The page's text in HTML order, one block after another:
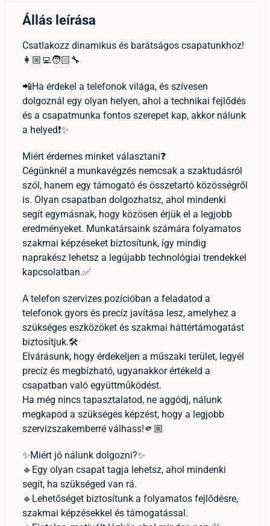
Állás leírása
Csatlakozz dinamikus és barátságos csapatunkhoz!
👩🏼‍💻🧑🏻‍🔧
📲Ha érdekel a telefonok világa, és szívesen
dolgoznál egy olyan helyen, ahol a technikai fejlődés
és a csapatmunka fontos szerepet kap, akkor nálunk
a helyed❗✨
Miért érdemes minket választani❓
Cégünknél a munkavégzés nemcsak a szaktudásról
szól, hanem egy támogató és összetartó közösségről
is. Olyan csapatban dolgozhatsz, ahol mindenki
segít egymásnak, hogy közösen érjük el a legjobb
eredményeket. Munkatársaink számára folyamatos
szakmai képzéseket biztosítunk, így mindig
naprakész lehetsz a legújabb technológiai trendekkel
kapcsolatban.✅
A telefon szervizes pozícióban a feladatod a
telefonok gyors és precíz javítása lesz, amelyhez a
szükséges eszközöket és szakmai háttértámogatást
biztosítjuk.🛠
Elvárásunk, hogy érdekeljen a műszaki terület, legyél
precíz és megbízható, ugyanakkor értékeld a
csapatban való együttműködést.
Ha még nincs tapasztalatod, ne aggódj, nálunk
megkapod a szükséges képzést, hogy a legjobb
szervizszakemberré válhass!🫵🏼
✨Miért jó nálunk dolgozni?✨
🔹Egy olyan csapat tagja lehetsz, ahol mindenki
segít, ha szükséged van rá.
🔹Lehetőséget biztosítunk a folyamatos fejlődésre,
szakmai képzésekkel és támogatással.